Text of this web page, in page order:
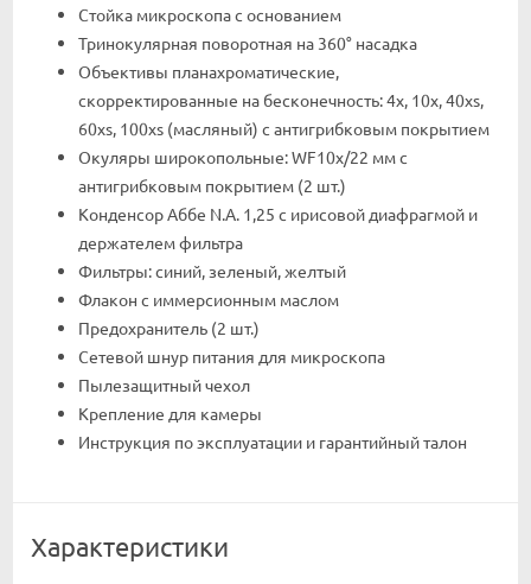
Стойка микроскопа с основанием
Тринокулярная поворотная на 360° насадка
Объективы планахроматические,
скорректированные на бесконечность: 4x, 10x, 40xs,
60xs, 100xs (масляный) с антигрибковым покрытием
Окуляры широкопольные: WF10x/22 мм с
антигрибковым покрытием (2 шт.)
Конденсор Аббе N.A. 1,25 с ирисовой диафрагмой и
держателем фильтра
Фильтры: синий, зеленый, желтый
Флакон с иммерсионным маслом
Предохранитель (2 шт.)
Сетевой шнур питания для микроскопа
Пылезащитный чехол
Крепление для камеры
Инструкция по эксплуатации и гарантийный талон
Характеристики